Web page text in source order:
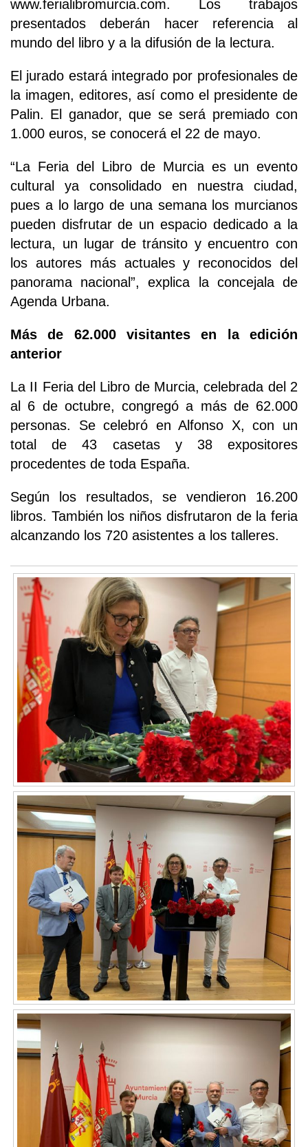
www.ferialibromurcia.com. Los trabajos
presentados deberán hacer referencia al
mundo del libro y a la difusión de la lectura.
El jurado estará integrado por profesionales de
la imagen, editores, así como el presidente de
Palin. El ganador, que se será premiado con
1.000 euros, se conocerá el 22 de mayo.
“La Feria del Libro de Murcia es un evento
cultural ya consolidado en nuestra ciudad,
pues a lo largo de una semana los murcianos
pueden disfrutar de un espacio dedicado a la
lectura, un lugar de tránsito y encuentro con
los autores más actuales y reconocidos del
panorama nacional”, explica la concejala de
Agenda Urbana.
Más de 62.000 visitantes en la edición
anterior
La II Feria del Libro de Murcia, celebrada del 2
al 6 de octubre, congregó a más de 62.000
personas. Se celebró en Alfonso X, con un
total de 43 casetas y 38 expositores
procedentes de toda España.
Según los resultados, se vendieron 16.200
libros. También los niños disfrutaron de la feria
alcanzando los 720 asistentes a los talleres.